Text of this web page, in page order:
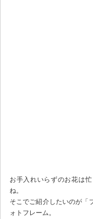
お手入れいらずのお花は
ね。
そこでご紹介したいのが「
ォトフレーム。